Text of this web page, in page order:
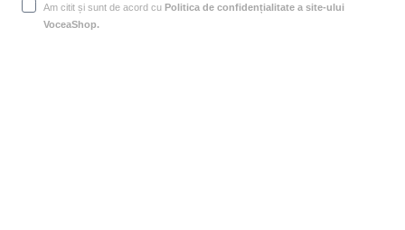
Am citit și sunt de acord cu Politica de confidențialitate a site-ului
VoceaShop.